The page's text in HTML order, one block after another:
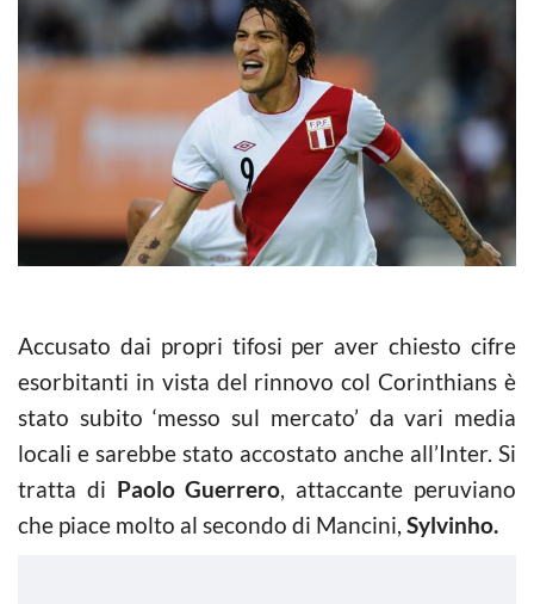
Accusato dai propri tifosi per aver chiesto cifre
esorbitanti in vista del rinnovo col Corinthians è
stato subito ‘messo sul mercato’ da vari media
locali e sarebbe stato accostato anche all’Inter. Si
tratta di Paolo Guerrero, attaccante peruviano
che piace molto al secondo di Mancini, Sylvinho.